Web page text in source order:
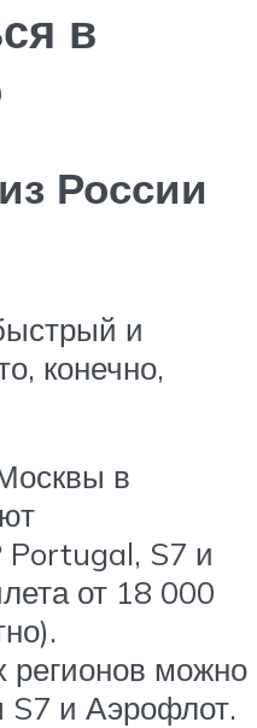
в
России
и
конечно,
в
Portugal, S7 и
от 18 000
регионов можно
S7 и Аэрофлот.